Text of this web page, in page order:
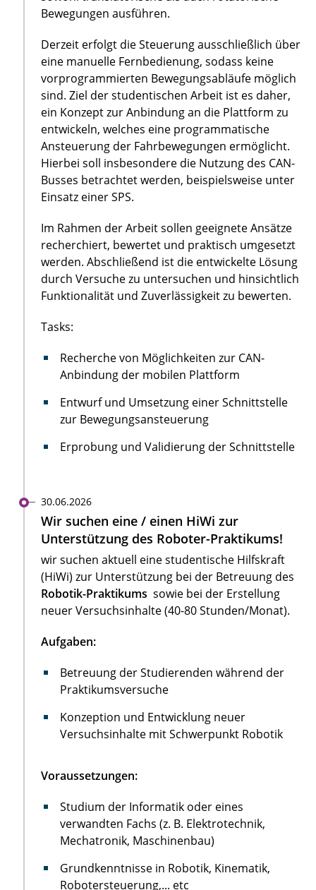
Bewegungen ausführen.
Derzeit erfolgt die Steuerung ausschließlich über
eine manuelle Fernbedienung, sodass keine
vorprogrammierten Bewegungsabläufe möglich
sind. Ziel der studentischen Arbeit ist es daher,
ein Konzept zur Anbindung an die Plattform zu
entwickeln, welches eine programmatische
Ansteuerung der Fahrbewegungen ermöglicht.
Hierbei soll insbesondere die Nutzung des CAN-
Busses betrachtet werden, beispielsweise unter
Einsatz einer SPS.
Im Rahmen der Arbeit sollen geeignete Ansätze
recherchiert, bewertet und praktisch umgesetzt
werden. Abschließend ist die entwickelte Lösung
durch Versuche zu untersuchen und hinsichtlich
Funktionalität und Zuverlässigkeit zu bewerten.
Tasks:
Recherche von Möglichkeiten zur CAN-
Anbindung der mobilen Plattform
Entwurf und Umsetzung einer Schnittstelle
zur Bewegungsansteuerung
Erprobung und Validierung der Schnittstelle
30.06.2026
Wir suchen eine / einen HiWi zur
Unterstützung des Roboter-Praktikums!
wir suchen aktuell eine studentische Hilfskraft
(HiWi) zur Unterstützung bei der Betreuung des
Robotik-Praktikums sowie bei der Erstellung
neuer Versuchsinhalte (40-80 Stunden/Monat).
Aufgaben:
Betreuung der Studierenden während der
Praktikumsversuche
Konzeption und Entwicklung neuer
Versuchsinhalte mit Schwerpunkt Robotik
Voraussetzungen:
Studium der Informatik oder eines
verwandten Fachs (z. B. Elektrotechnik,
Mechatronik, Maschinenbau)
Grundkenntnisse in Robotik, Kinematik,
Robotersteuerung,... etc